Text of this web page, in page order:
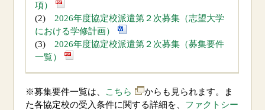
項）
(2) 2026年度協定校派遣第２次募集（志望大学
における学修計画）
(3) 2026年度協定校派遣第２次募集（募集要件
一覧）
※募集要件一覧は、 こちら
からも見られます。ま
た各協定校の受入条件に関する詳細を、 ファクトシー